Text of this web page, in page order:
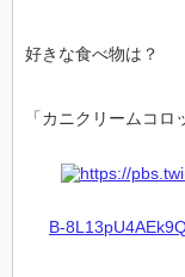
好きな食べ物は？
「カニクリームコロ
B-